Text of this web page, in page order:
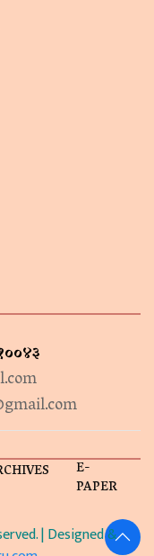
E-
PAPER
| Designed &